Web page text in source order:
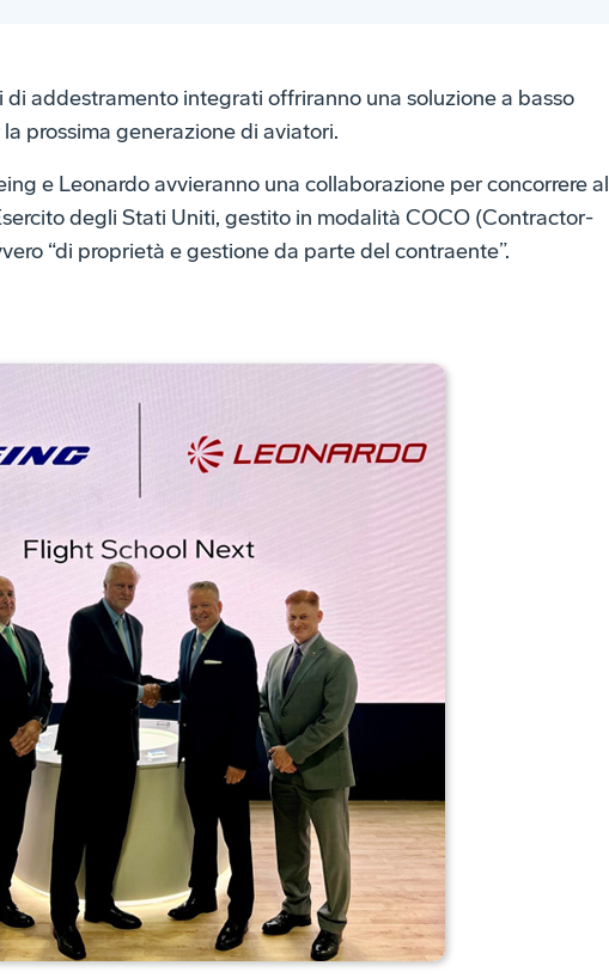
addestramento integrati offriranno una soluzione a basso
prossima generazione di aviatori.
e Leonardo avvieranno una collaborazione per concorrere al
degli Stati Uniti, gestito in modalità COCO (Contractor-
“di proprietà e gestione da parte del contraente”.